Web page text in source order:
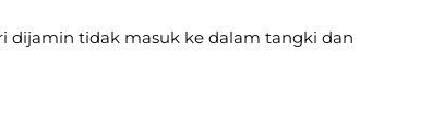
dijamin tidak masuk ke dalam tangki dan